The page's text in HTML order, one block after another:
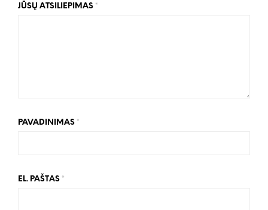
JŪSŲ ATSILIEPIMAS *
PAVADINIMAS *
EL. PAŠTAS *